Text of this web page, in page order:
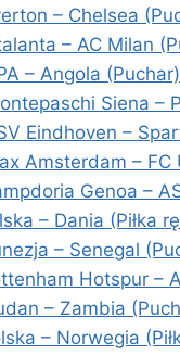
– Chelsea
– AC Milan
– Angola (Puchar)
Siena –
Eindhoven –
Amsterdam – FC
Genoa –
– Dania (Piłka
– Senegal
Hotspur –
– Zambia
– Norwegia